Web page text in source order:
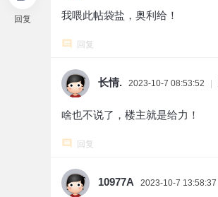
回复 我喂此帖袋盐，奥利给！
回复
长情. 2023-10-7 08:53:52
啥也不说了，楼主就是给力！
回复
10977A 2023-10-7 13:58:37